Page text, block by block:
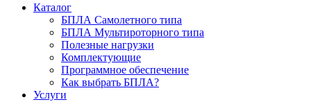
Каталог
БПЛА Самолетного типа
БПЛА Мультироторного типа
Полезные нагрузки
Комплектующие
Программное обеспечение
Как выбрать БПЛА?
Услуги